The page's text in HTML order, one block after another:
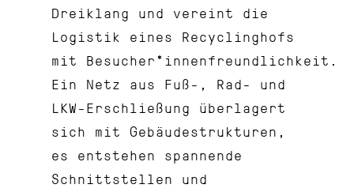
Dreiklang und vereint die
Logistik eines Recyclinghofs
mit Besucher*innenfreundlichkeit.
Ein Netz aus Fuß-, Rad- und
LKW-Erschließung überlagert
sich mit Gebäudestrukturen,
es entstehen spannende
Schnittstellen und